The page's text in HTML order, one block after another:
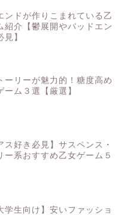
ンドが作りこまれている乙
紹介【鬱展開やバッドエン
見】
ーリーが魅力的！糖度高め
ーム３選【厳選】
ス好き必見】サスペンス・
ー系おすすめ乙女ゲーム５
学生向け】安いファッショ